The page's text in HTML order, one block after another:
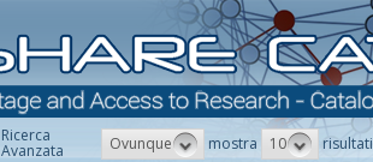
Ricerca
Avanzata Ovunque mostra 10